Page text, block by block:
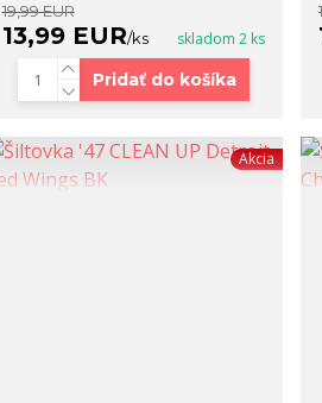
19,99 EUR
13,99 EUR/ks skladom 2 ks
Pridať do košíka
Akcia